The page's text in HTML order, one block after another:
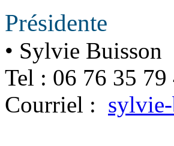
Présidente
• Sylvie Buisson
Tel : 06 76 35 79
Courriel :